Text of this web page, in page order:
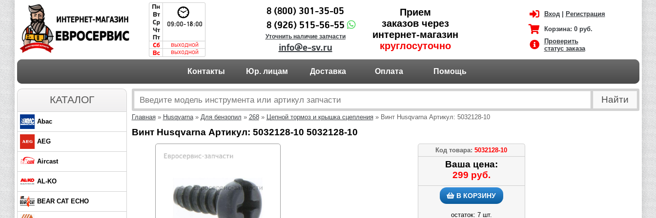
8 (800) 301-35-05
Прием
заказов через
интернет-магазин
круглосуточно
8 (926) 515-56-55
Уточнить наличие запчасти
info@e-sv.ru
Вход| Регистрация
Корзина: 0 руб.
Проверить
статус заказа
Контакты Юр. лицам Доставка Оплата Помощь
КАТАЛОГ
Abac
AEG
Aircast
AL-KO
BEAR CAT ECHO
Главная» Husqvarna» Для бензопил » 268» Цепной тормоз и крышка сцепления» Винт Husqvarna Артикул: 5032128-10
Винт Husqvarna Артикул: 5032128-10 5032128-10
Код товара: 5032128-10
Ваша цена:
299 руб.
В КОРЗИНУ
остаток: 7 шт.